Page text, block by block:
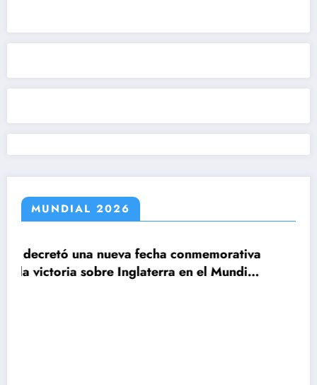
MUNDIAL 2026
conmemorativa
en el Mundial